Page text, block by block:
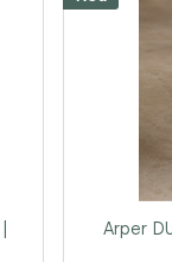
Arper